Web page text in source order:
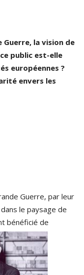
Guerre, la vision de
public est-elle
européennes ?
envers les
Guerre, par leur
le paysage de
bénéficié de